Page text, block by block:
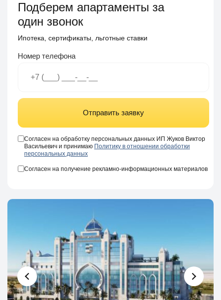
Подберем апартаменты за
один звонок
Ипотека, сертификаты, льготные ставки
Номер телефона
Отправить заявку
Согласен на обработку персональных данных ИП Жуков Виктор
Васильевич и принимаю Политику в отношении обработки
персональных данных
Согласен на получение рекламно-информационных материалов